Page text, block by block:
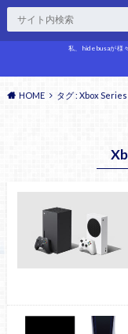
私、hidebusaが様
HOME タグ : Xbox Series